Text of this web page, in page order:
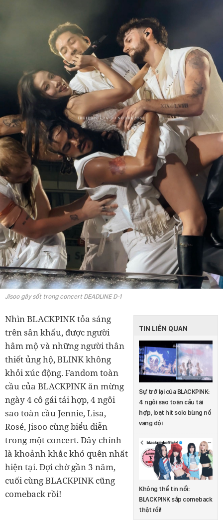
Jisoo gây sốt trong concert DEADLINE D-1
TIN LIÊN QUAN
Sự trở lại của BLACKPINK:
4 ngôi sao toàn cầu tái
hợp, loạt hit solo bùng nổ
vang dội
Không thể tin nổi:
BLACKPINK sắp comeback
thật rồi!
Nhìn BLACKPINK tỏa sáng
trên sân khấu, được người
hâm mộ và những người thân
thiết ủng hộ, BLINK không
khỏi xúc động. Fandom toàn
cầu của BLACKPINK ăn mừng
ngày 4 cô gái tái hợp, 4 ngôi
sao toàn cầu Jennie, Lisa,
Rosé, Jisoo cùng biểu diễn
trong một concert. Đây chính
là khoảnh khắc khó quên nhất
hiện tại. Đợi chờ gần 3 năm,
cuối cùng BLACKPINK cũng
comeback rồi!